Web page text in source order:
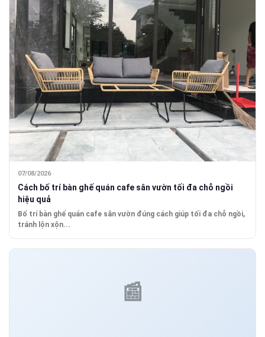
07/08/2026
Cách bố trí bàn ghế quán cafe sân vườn tối đa chỗ ngồi
hiệu quả
Bố trí bàn ghế quán cafe sân vườn đúng cách giúp tối đa chỗ ngồi,
tránh lộn xộn...